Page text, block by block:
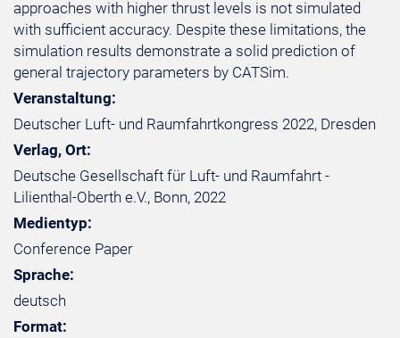
approaches with higher thrust levels is not simulated
with sufficient accuracy. Despite these limitations, the
simulation results demonstrate a solid prediction of
general trajectory parameters by CATSim.
Veranstaltung:
Deutscher Luft- und Raumfahrtkongress 2022, Dresden
Verlag, Ort:
Deutsche Gesellschaft für Luft- und Raumfahrt -
Lilienthal-Oberth e.V., Bonn, 2022
Medientyp:
Conference Paper
Sprache:
deutsch
Format: